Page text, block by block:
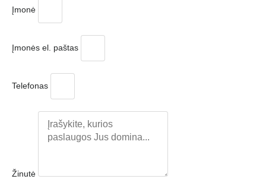
Įmonė
Įmonės el. paštas
Telefonas
Žinutė